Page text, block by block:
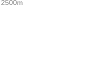
2500m